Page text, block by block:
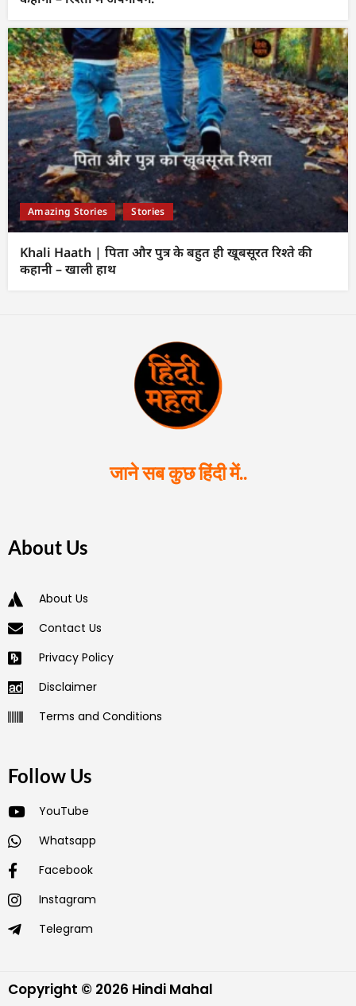
Amazing Stories Stories
Khali Haath | पिता और पुत्र के बहुत ही खूबसूरत रिश्ते की
कहानी – खाली हाथ
जाने सब कुछ हिंदी में..
About Us
About Us
Contact Us
Privacy Policy
Disclaimer
Terms and Conditions
Follow Us
YouTube
Whatsapp
Facebook
Instagram
Telegram
Copyright © 2026 Hindi Mahal